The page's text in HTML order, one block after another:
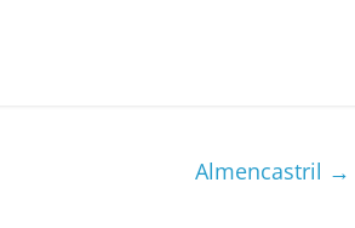
Almencastril →